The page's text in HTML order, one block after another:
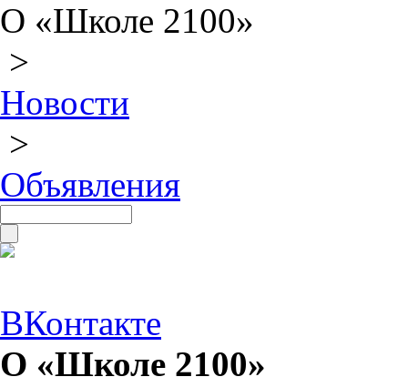
О «Школе 2100»
>
Новости
>
Объявления
ВКонтакте
О «Школе 2100»